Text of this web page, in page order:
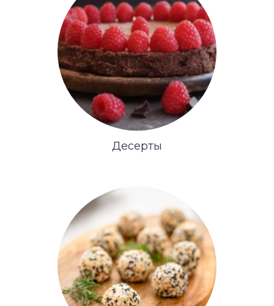
Десерты